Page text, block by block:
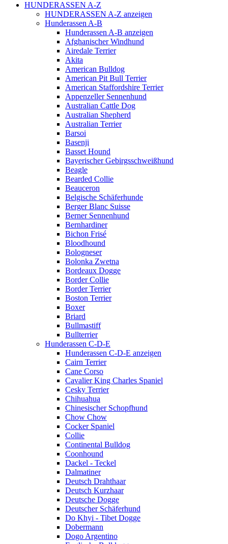
HUNDERASSEN A-Z
HUNDERASSEN A-Z anzeigen
Hunderassen A-B
Hunderassen A-B anzeigen
Afghanischer Windhund
Airedale Terrier
Akita
American Bulldog
American Pit Bull Terrier
American Staffordshire Terrier
Appenzeller Sennenhund
Australian Cattle Dog
Australian Shepherd
Australian Terrier
Barsoi
Basenji
Basset Hound
Bayerischer Gebirgsschweißhund
Beagle
Bearded Collie
Beauceron
Belgische Schäferhunde
Berger Blanc Suisse
Berner Sennenhund
Bernhardiner
Bichon Frisé
Bloodhound
Bologneser
Bolonka Zwetna
Bordeaux Dogge
Border Collie
Border Terrier
Boston Terrier
Boxer
Briard
Bullmastiff
Bullterrier
Hunderassen C-D-E
Hunderassen C-D-E anzeigen
Cairn Terrier
Cane Corso
Cavalier King Charles Spaniel
Cesky Terrier
Chihuahua
Chinesischer Schopfhund
Chow Chow
Cocker Spaniel
Collie
Continental Bulldog
Coonhound
Dackel - Teckel
Dalmatiner
Deutsch Drahthaar
Deutsch Kurzhaar
Deutsche Dogge
Deutscher Schäferhund
Do Khyi - Tibet Dogge
Dobermann
Dogo Argentino